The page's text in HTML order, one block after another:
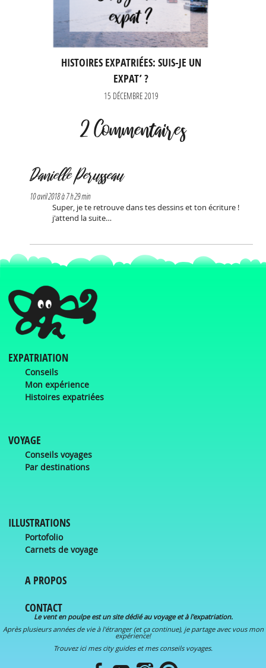
HISTOIRES EXPATRIÉES: SUIS-JE UN
EXPAT’ ?
15 DÉCEMBRE 2019
2 Commentaires
Danielle Perusseau
10 avril 2018 à 7 h 29 min
Super, je te retrouve dans tes dessins et ton écriture !
j'attend la suite…
EXPATRIATION
Conseils
Mon expérience
Histoires expatriées
VOYAGE
Conseils voyages
Par destinations
ILLUSTRATIONS
Portofolio
Carnets de voyage
A PROPOS
CONTACT
Le vent en poulpe est un site dédié au voyage et à l'expatriation.
Après plusieurs années de vie à l'étranger (et ça continue), je partage avec vous mon
expérience!
Trouvez ici mes city guides et mes conseils voyages.